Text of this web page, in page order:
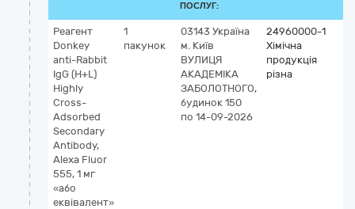
ПОСЛУГ:
Реагент
Donkey
anti-Rabbit
IgG (H+L)
Highly
Cross-
Adsorbed
Secondary
Antibody,
Alexa Fluor
555, 1 мг
«або
еквівалент»
1
пакунок
03143 Україна
м. Київ
ВУЛИЦЯ
АКАДЕМІКА
ЗАБОЛОТНОГО,
будинок 150
по 14-09-2026
24960000-1
Хімічна
продукція
різна